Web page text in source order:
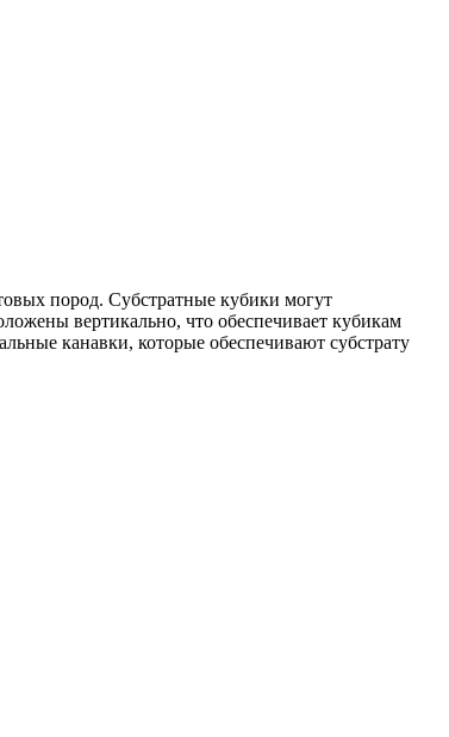
пород. Субстратные кубики могут
вертикально, что обеспечивает кубикам
канавки, которые обеспечивают субстрату